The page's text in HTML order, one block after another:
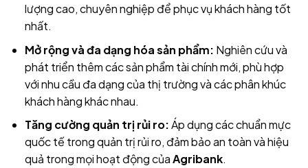
lượng cao, chuyên nghiệp để phục vụ khách hàng tốt
nhất.
Mở rộng và đa dạng hóa sản phẩm: Nghiên cứu và
phát triển thêm các sản phẩm tài chính mới, phù hợp
với nhu cầu đa dạng của thị trường và các phân khúc
khách hàng khác nhau.
Tăng cường quản trị rủi ro:Áp dụng các chuẩn mực
quốc tế trong quản trị rủi ro, đảm bảo an toàn và hiệu
quả trong mọi hoạt động củaAgribank.